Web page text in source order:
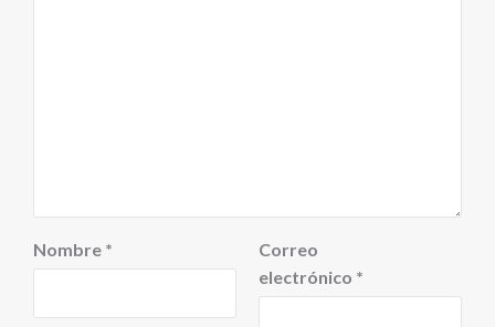
Nombre *
Correo
electrónico *